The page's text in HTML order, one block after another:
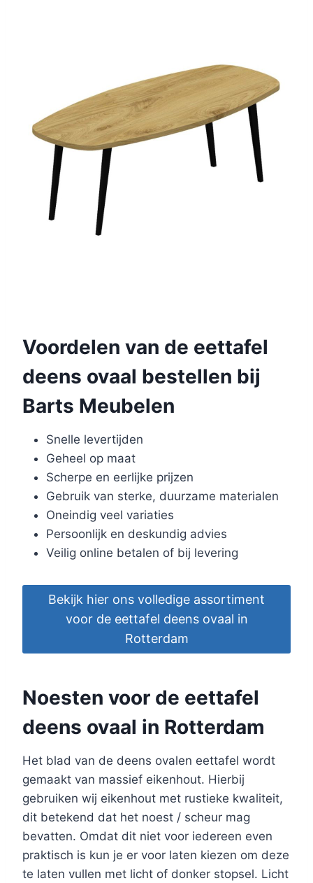
Voordelen van de eettafel
deens ovaal bestellen bij
Barts Meubelen
Snelle levertijden
Geheel op maat
Scherpe en eerlijke prijzen
Gebruik van sterke, duurzame materialen
Oneindig veel variaties
Persoonlijk en deskundig advies
Veilig online betalen of bij levering
Bekijk hier ons volledige assortiment
voor de eettafel deens ovaal in
Rotterdam
Noesten voor de eettafel
deens ovaal in Rotterdam
Het blad van de deens ovalen eettafel wordt
gemaakt van massief eikenhout. Hierbij
gebruiken wij eikenhout met rustieke kwaliteit,
dit betekend dat het noest / scheur mag
bevatten. Omdat dit niet voor iedereen even
praktisch is kun je er voor laten kiezen om deze
te laten vullen met licht of donker stopsel. Licht